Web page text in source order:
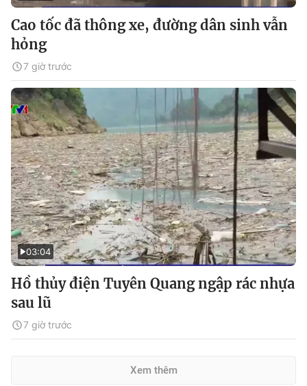
Cao tốc đã thông xe, đường dân sinh vẫn
hỏng
7 giờ trước
03:04
Hồ thủy điện Tuyên Quang ngập rác nhựa
sau lũ
7 giờ trước
Xem thêm